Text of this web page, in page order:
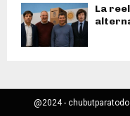
La
@2024 -